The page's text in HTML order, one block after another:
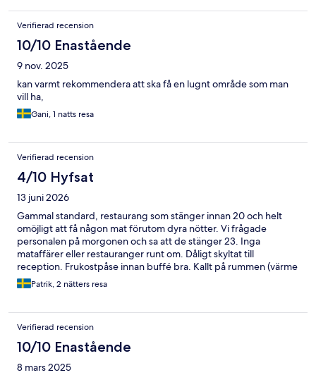
Verifierad recension
10/10 Enastående
9 nov. 2025
kan varmt rekommendera att ska få en lugnt område som man
vill ha,
Gani, 1 natts resa
Verifierad recension
4/10 Hyfsat
13 juni 2026
Gammal standard, restaurang som stänger innan 20 och helt
omöjligt att få någon mat förutom dyra nötter. Vi frågade
personalen på morgonen och sa att de stänger 23. Inga
mataffärer eller restauranger runt om. Dåligt skyltat till
reception. Frukostpåse innan buffé bra. Kallt på rummen (värme
avstängd).
Patrik, 2 nätters resa
Verifierad recension
10/10 Enastående
8 mars 2025